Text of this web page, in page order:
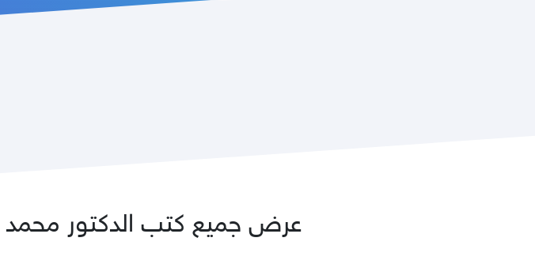
عرض جميع كتب الدكتور محمد